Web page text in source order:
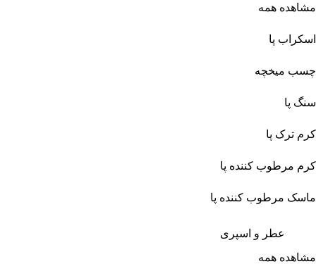
مشاهده همه
اسکراب پا
چسب میخچه
سنگ پا
کرم ترک پا
کرم مرطوب کننده پا
ماسک مرطوب کننده پا
عطر و اسپری
مشاهده همه